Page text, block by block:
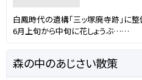
白鳳時代の遺構「三ッ塚廃寺跡」に
6月上旬から中旬に花しょうぶ……
森の中のあじさい散策